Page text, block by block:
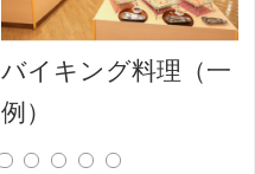
バイキング料理（一
例）